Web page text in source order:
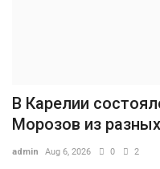
В Карелии
Морозов из
admin Aug 6, 2026 0 2